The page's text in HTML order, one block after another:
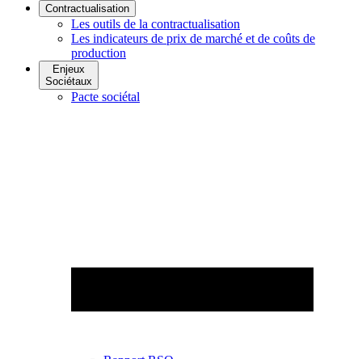
Contractualisation
Les outils de la contractualisation
Les indicateurs de prix de marché et de coûts de
production
Enjeux
Sociétaux
Pacte sociétal